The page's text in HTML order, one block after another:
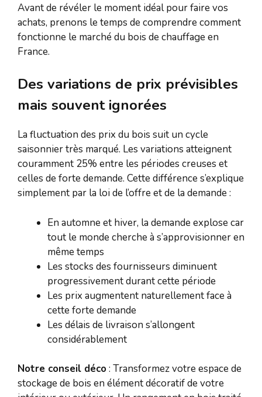
Avant de révéler le moment idéal pour faire vos
achats, prenons le temps de comprendre comment
fonctionne le marché du bois de chauffage en
France.
Des variations de prix prévisibles
mais souvent ignorées
La fluctuation des prix du bois suit un cycle
saisonnier très marqué. Les variations atteignent
couramment 25% entre les périodes creuses et
celles de forte demande. Cette différence s’explique
simplement par la loi de l’offre et de la demande :
En automne et hiver, la demande explose car
tout le monde cherche à s’approvisionner en
même temps
Les stocks des fournisseurs diminuent
progressivement durant cette période
Les prix augmentent naturellement face à
cette forte demande
Les délais de livraison s’allongent
considérablement
Notre conseil déco: Transformez votre espace de
stockage de bois en élément décoratif de votre